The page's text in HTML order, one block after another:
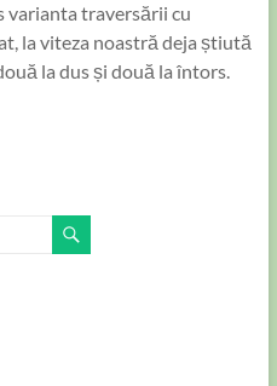
varianta traversării cu
la viteza noastră deja știută
la dus și două la întors.